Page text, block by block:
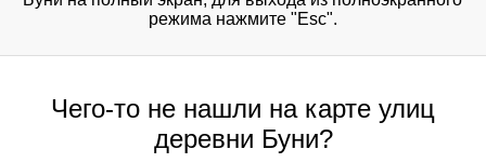
режима нажмите "Esc".
Чего-то не нашли на карте улиц
деревни Буни?